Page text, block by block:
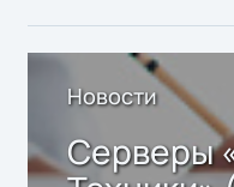
Новости
Серверы